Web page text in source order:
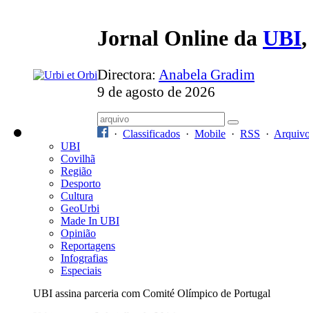
Jornal Online da UBI
Directora: Anabela Gradim
9 de agosto de 2026
· Classificados · Mobile · RSS ·
UBI
Covilhã
Região
Desporto
Cultura
GeoUrbi
Made In UBI
Opinião
Reportagens
Infografias
Especiais
UBI assina parceria com Comité Olímpico de Portugal